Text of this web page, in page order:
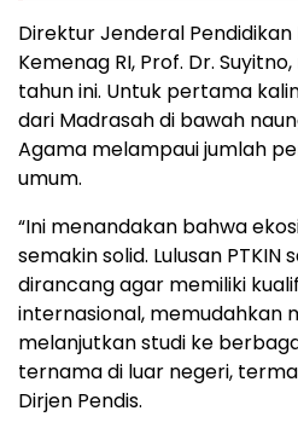
Direktur Jenderal Pendidikan
Kemenag RI, Prof. Dr.
tahun ini. Untuk pertama
dari Madrasah di bawah
Agama melampaui jumlah
umum.
“Ini menandakan bahwa
semakin solid. Lulusan PTKIN
dirancang agar memiliki
internasional, memudahkan
melanjutkan studi ke
ternama di luar negeri,
Dirjen Pendis.